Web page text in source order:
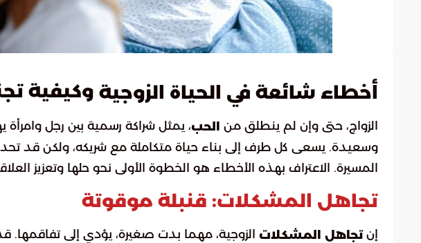
أخطاء شائعة في الحياة الزوجية وكيفية
الزواج، حتى وإن لم ينطلق من الحب، يمثل شراكة رسمية بين رجل
وسعيدة. يسعى كل طرف إلى بناء حياة متكاملة مع شريكه، ولكن قد
المسيرة. الاعتراف بهذه الأخطاء هو الخطوة الأولى نحو حلها وتعزيز
تجاهل المشكلات: قنبلة موقوتة
إنتجاهل المشكلات الزوجية، مهما بدت صغيرة، يؤدي إلى